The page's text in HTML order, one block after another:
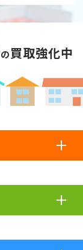
の買取強化中